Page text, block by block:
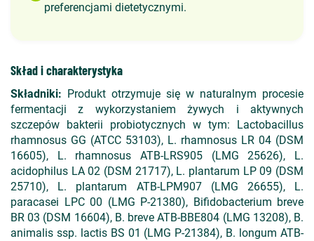
preferencjami dietetycznymi.
Skład i charakterystyka
Składniki: Produkt otrzymuje się w naturalnym procesie
fermentacji z wykorzystaniem żywych i aktywnych
szczepów bakterii probiotycznych w tym: Lactobacillus
rhamnosus GG (ATCC 53103), L. rhamnosus LR 04 (DSM
16605), L. rhamnosus ATB-LRS905 (LMG 25626), L.
acidophilus LA 02 (DSM 21717), L. plantarum LP 09 (DSM
25710), L. plantarum ATB-LPM907 (LMG 26655), L.
paracasei LPC 00 (LMG P-21380), Bifidobacterium breve
BR 03 (DSM 16604), B. breve ATB-BBE804 (LMG 13208), B.
animalis ssp. lactis BS 01 (LMG P-21384), B. longum ATB-